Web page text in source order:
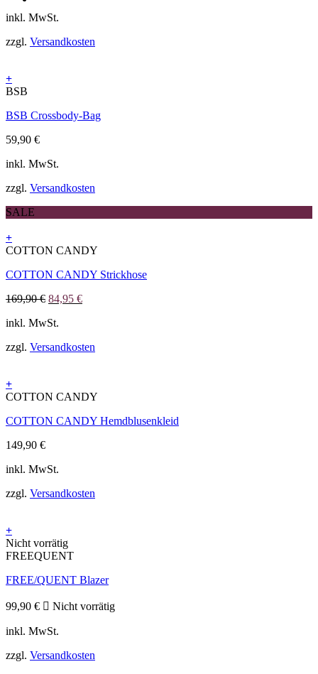
Optionen
auf
gewählt
werden
inkl. MwSt.
zzgl. Versandkosten
+
BSB
BSB Crossbody-Bag
59,90 €
inkl. MwSt.
zzgl. Versandkosten
SALE
+
Dieses
weist
Varianten
Die
können
Produktseite
gewählt
werden
COTTON CANDY
COTTON CANDY Strickhose
169,90€ Ursprünglicher
war:
84,95 €Aktueller
inkl. MwSt.
zzgl. Versandkosten
+
Dieses
weist
Varianten
Die
können
Produktseite
gewählt
werden
COTTON CANDY
COTTON CANDY Hemdblusenkleid
149,90 €
inkl. MwSt.
zzgl. Versandkosten
+
Dieses
Produkt
mehrere
auf.
Optionen
auf
Nicht vorrätig
FREEQUENT
FREE/QUENT Blazer
99,90 € Nicht vorrätig
inkl. MwSt.
zzgl. Versandkosten